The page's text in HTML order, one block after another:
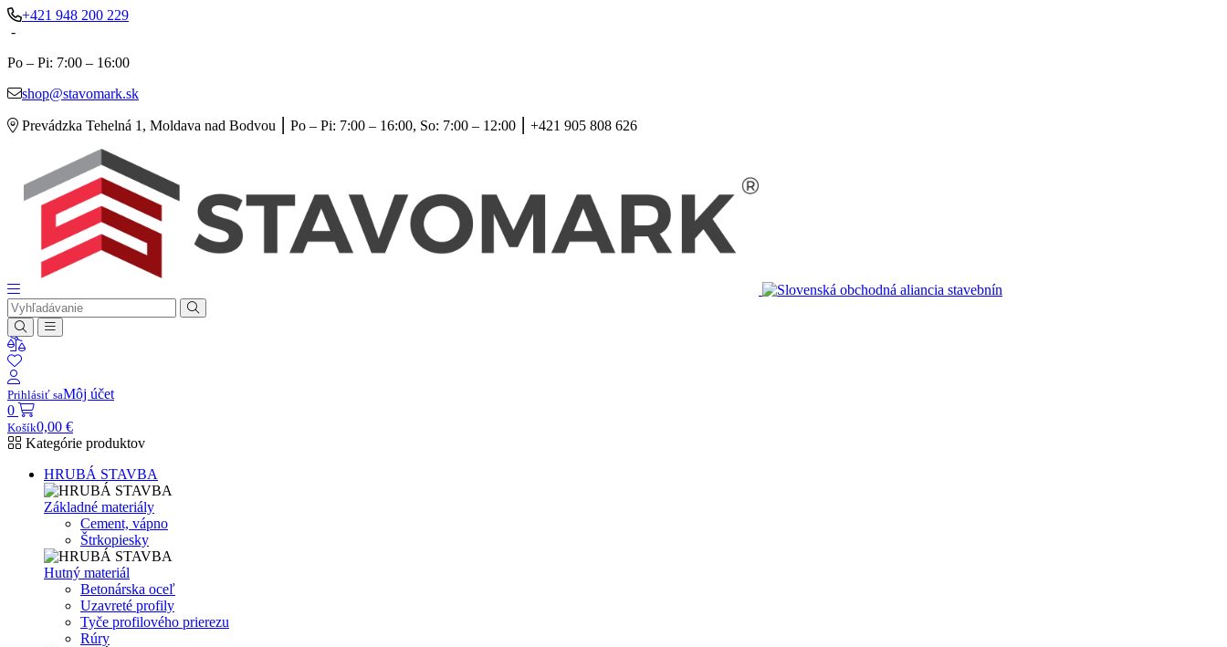
+421 948 200 229
-
Po – Pi: 7:00 – 16:00
shop@stavomark.sk
Prevádzka Tehelná 1, Moldava nad Bodvou ⎮ Po – Pi: 7:00 – 16:00, So: 7:00 – 12:00 ⎮ +421 905 808 626
Prihlásiť saMôj účet
0
Košík0,00 €
Kategórie produktov
HRUBÁ STAVBA
Základné materiály
Cement, vápno
Štrkopiesky
Hutný materiál
Betonárska oceľ
Uzavreté profily
Tyče profilového prierezu
Rúry